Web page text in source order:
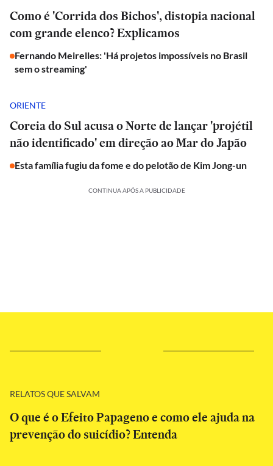
Como é 'Corrida dos Bichos', distopia nacional
com grande elenco? Explicamos
Fernando Meirelles: 'Há projetos impossíveis no Brasil
sem o streaming'
ORIENTE
Coreia do Sul acusa o Norte de lançar 'projétil
não identificado' em direção ao Mar do Japão
Esta família fugiu da fome e do pelotão de Kim Jong-un
CONTINUA APÓS A PUBLICIDADE
RELATOS QUE SALVAM
O que é o Efeito Papageno e como ele ajuda na
prevenção do suicídio? Entenda